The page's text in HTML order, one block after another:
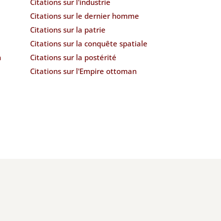
Citations sur le dernier homme
Citations sur la patrie
Citations sur la conquête spatiale
Citations sur la postérité
Citations sur l'Empire ottoman